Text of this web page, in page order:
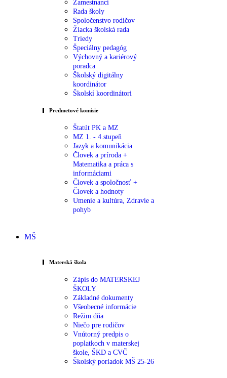
Zamestnanci
Rada školy
Spoločenstvo rodičov
Žiacka školská rada
Triedy
Špeciálny pedagóg
Výchovný a kariérový
poradca
Školský digitálny
koordinátor
Školskí koordinátori
Predmetové komisie
Štatút PK a MZ
MZ 1. - 4.stupeň
Jazyk a komunikácia
Človek a príroda +
Matematika a práca s
informáciami
Človek a spoločnosť +
Človek a hodnoty
Umenie a kultúra, Zdravie a
pohyb
MŠ
Materská škola
Zápis do MATERSKEJ
ŠKOLY
Základné dokumenty
Všeobecné informácie
Režim dňa
Niečo pre rodičov
Vnútorný predpis o
poplatkoch v materskej
škole, ŠKD a CVČ
Školský poriadok MŠ 25-26